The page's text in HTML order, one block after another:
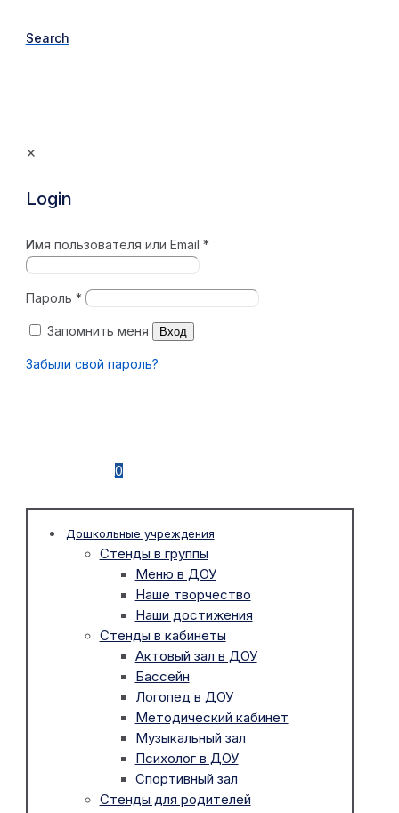
Search
✕
Login
Имя пользователя или Email *
Пароль *
Запомнить меня Вход
Забыли свой пароль?
0
Дошкольные учреждения
Стенды в группы
Меню в ДОУ
Наше творчество
Наши достижения
Стенды в кабинеты
Актовый зал в ДОУ
Бассейн
Логопед в ДОУ
Методический кабинет
Музыкальный зал
Психолог в ДОУ
Спортивный зал
Стенды для родителей